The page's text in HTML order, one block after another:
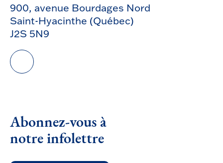
900, avenue Bourdages Nord
Saint-Hyacinthe (Québec)
J2S 5N9
Abonnez-vous à
notre infolettre